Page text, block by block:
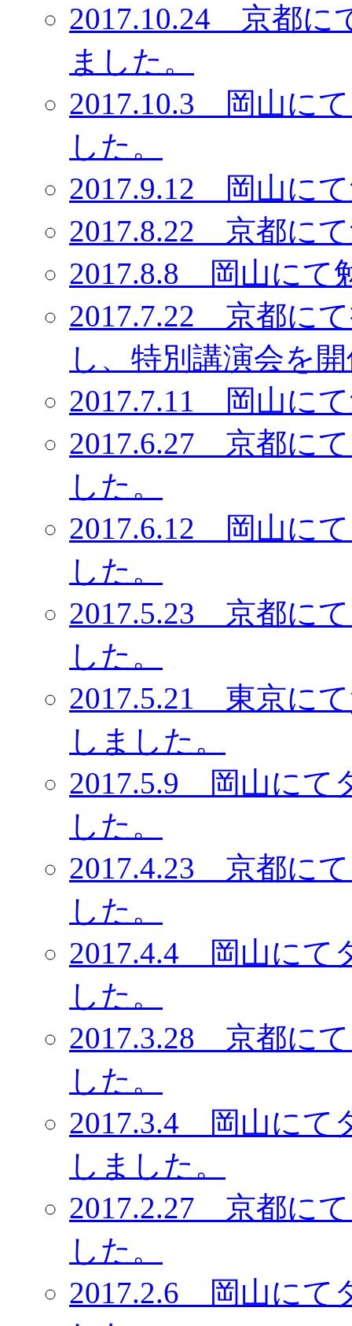
2017.10.24 京都に
ました。
2017.10.3 岡山に
した。
2017.9.12 岡山に
2017.8.22 京都に
2017.8.8 岡山にて
2017.7.22 京都に
し、特別講演会を
2017.7.11 岡山に
2017.6.27 京都に
した。
2017.6.12 岡山に
した。
2017.5.23 京都に
した。
2017.5.21 東京に
しました。
2017.5.9 岡山にて
した。
2017.4.23 京都に
した。
2017.4.4 岡山にて
した。
2017.3.28 京都に
した。
2017.3.4 岡山にて
しました。
2017.2.27 京都に
した。
2017.2.6 岡山にて